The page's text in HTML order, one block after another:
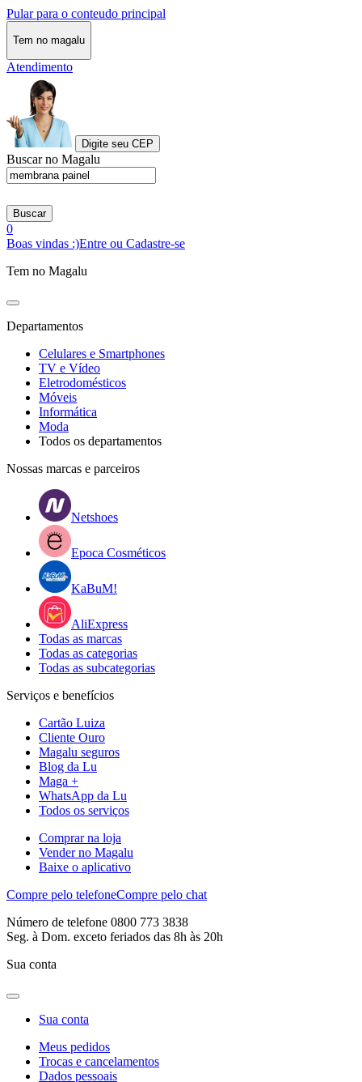
Pular para o conteudo principal
Tem no magalu
Atendimento
Digite seu CEP
Buscar no Magalu
Buscar
0
Boas vindas :)Entre ou Cadastre-se
Tem no Magalu
Departamentos
Celulares e Smartphones
TV e Vídeo
Eletrodomésticos
Móveis
Informática
Moda
Todos os departamentos
Nossas marcas e parceiros
Netshoes
Epoca Cosméticos
KaBuM!
AliExpress
Todas as marcas
Todas as categorias
Todas as subcategorias
Serviços e benefícios
Cartão Luiza
Cliente Ouro
Magalu seguros
Blog da Lu
Maga +
WhatsApp da Lu
Todos os serviços
Comprar na loja
Vender no Magalu
Baixe o aplicativo
Compre pelo telefoneCompre pelo chat
Número de telefone 0800 773 3838
Seg. à Dom. exceto feriados das 8h às 20h
Sua conta
Sua conta
Meus pedidos
Trocas e cancelamentos
Dados pessoais